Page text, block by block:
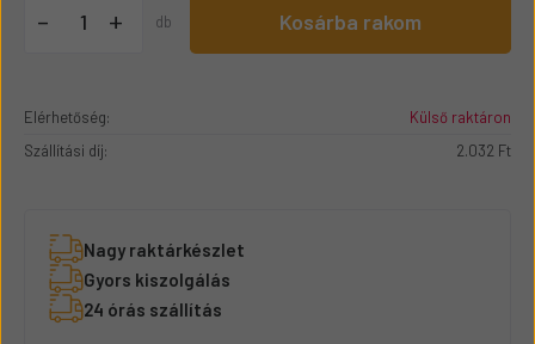
- + db Kosárba rakom
Elérhetőség:
Külső raktáron
Szállítási díj:
2.032 Ft
Nagy raktárkészlet
Gyors kiszolgálás
24 órás szállítás